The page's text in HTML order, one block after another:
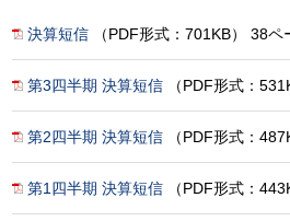
決算短信 （PDF形式：701KB） 38ペ
第3四半期 決算短信 （PDF形式：
第2四半期 決算短信 （PDF形式：
第1四半期 決算短信 （PDF形式：